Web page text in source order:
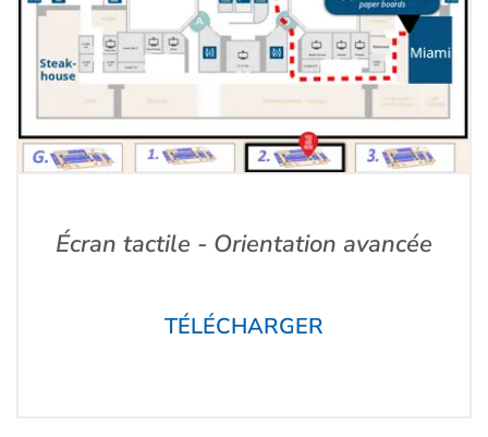
Écran tactile - Orientation avancée
TÉLÉCHARGER